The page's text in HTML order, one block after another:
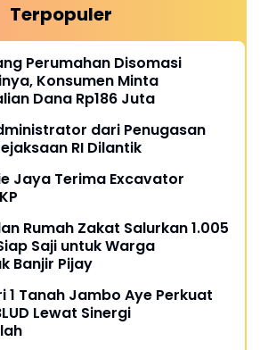
Terpopuler
Perumahan Disomasi
Konsumen Minta
Dana Rp186 Juta
dari Penugasan
RI Dilantik
Jaya Terima Excavator
Rumah Zakat Salurkan 1.005
Saji untuk Warga
Banjir Pijay
1 Tanah Jambo Aye Perkuat
Lewat Sinergi